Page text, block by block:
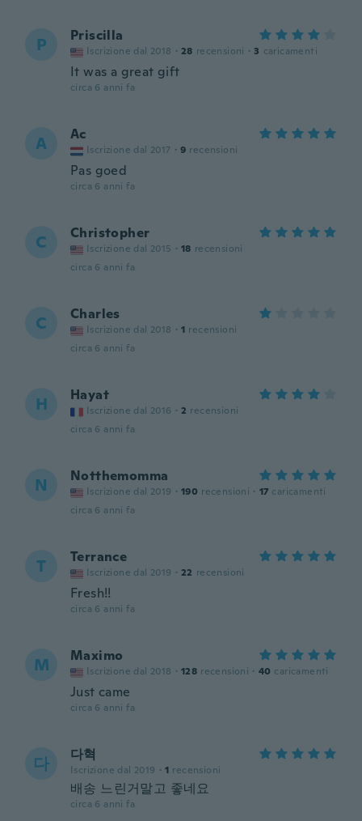
P Priscilla
Iscrizione dal 2018 · 28 recensioni · 3 caricamenti
It was a great gift
circa 6 anni fa
A Ac
Iscrizione dal 2017 · 9 recensioni
Pas goed
circa 6 anni fa
C Christopher
Iscrizione dal 2015 · 18 recensioni
circa 6 anni fa
C Charles
Iscrizione dal 2018 · 1 recensioni
circa 6 anni fa
H Hayat
Iscrizione dal 2016 · 2 recensioni
circa 6 anni fa
N Notthemomma
Iscrizione dal 2019 · 190 recensioni · 17 caricamenti
circa 6 anni fa
T Terrance
Iscrizione dal 2019 · 22 recensioni
Fresh!!
circa 6 anni fa
M Maximo
Iscrizione dal 2018 · 128 recensioni · 40 caricamenti
Just came
circa 6 anni fa
다 다혁
Iscrizione dal 2019 · 1 recensioni
배송 느린거말고 좋네요
circa 6 anni fa